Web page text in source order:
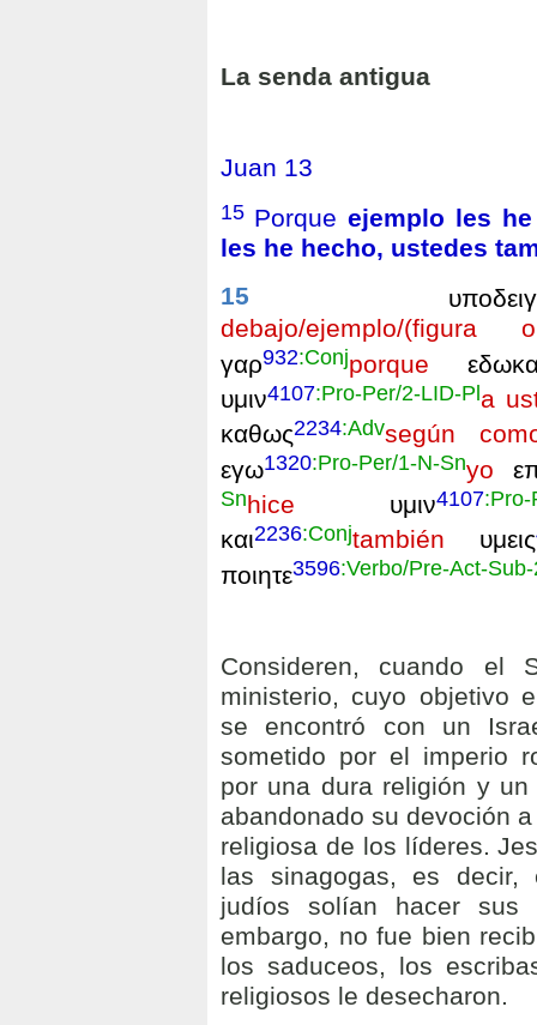
La senda antigua
Juan 13
15 Porqueejemplo les
les he hecho, ustedes
15
debajo/ejemplo/
γαρ932:Conjporque
υμιν4107:Pro-Per/2-LID-Pla
καθως2234:Advsegún
εγω1320:Pro-Per/1-N-Snyo
Snhice υμιν4107:Pro-
και2236:Conjtambién υμεις
ποιητε3596:Verbo/Pre-Act-
Consideren, cuando el
ministerio, cuyo objetivo
se encontró con un
sometido por el imperio
por una dura religión y
abandonado su devoción
religiosa de los líderes.
las sinagogas, es
judíos solían hacer sus
embargo, no fue bien
los saduceos, los
religiosos le desecharon.